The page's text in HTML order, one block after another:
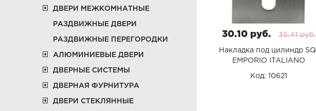
ДВЕРИ МЕЖКОМНАТНЫЕ
РАЗДВИЖНЫЕ ДВЕРИ
РАЗДВИЖНЫЕ ПЕРЕГОРОДКИ
АЛЮМИНИЕВЫЕ ДВЕРИ
ДВЕРНЫЕ СИСТЕМЫ
ДВЕРНАЯ ФУРНИТУРА
ДВЕРИ СТЕКЛЯННЫЕ
30.10 руб. 35.41 руб.
Накладка под цилиндр SQ1
EMPORIO ITALIANO
Код: 10621